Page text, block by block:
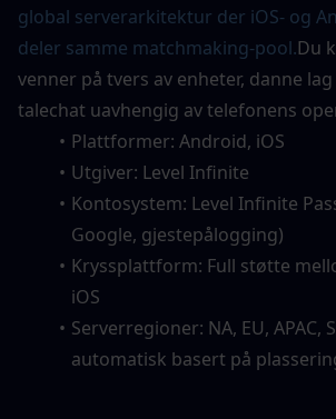
global serverarkitektur der iOS- og
deler samme matchmaking-pool.Du
venner på tvers av enheter, danne
talechat uavhengig av telefonens
Plattformer: Android, iOS
Utgiver: Level Infinite
Kontosystem: Level Infinite
Google, gjestepålogging)
Kryssplattform: Full støtte
iOS
Serverregioner: NA, EU, APAC,
automatisk basert på